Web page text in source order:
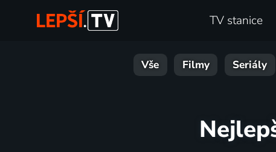
TV stanice
Vše Filmy Seriály